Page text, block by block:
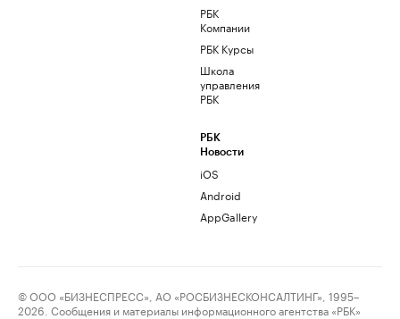
РБК
Компании
РБК Курсы
Школа
управления
РБК
РБК
Новости
iOS
Android
AppGallery
© ООО «БИЗНЕСПРЕСС», АО «РОСБИЗНЕСКОНСАЛТИНГ», 1995–
2026. Сообщения и материалы информационного агентства «РБК»